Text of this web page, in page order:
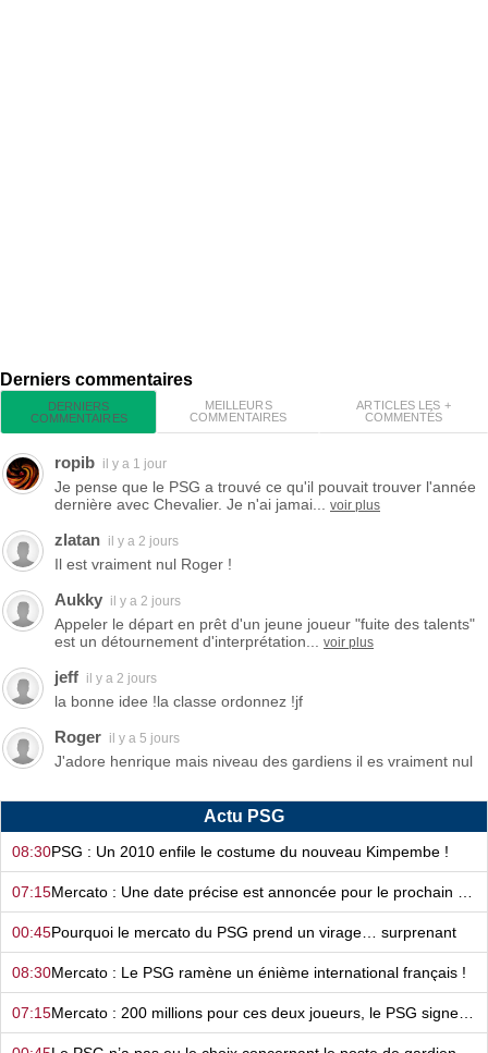
Derniers commentaires
DERNIERS
COMMENTAIRES
MEILLEURS
COMMENTAIRES
ARTICLES LES +
COMMENTÉS
ropib il y a 1 jour
Je pense que le PSG a trouvé ce qu'il pouvait trouver l'année
dernière avec Chevalier. Je n'ai jamai...
voir plus
zlatan il y a 2 jours
Il est vraiment nul Roger !
Aukky il y a 2 jours
Appeler le départ en prêt d'un jeune joueur "fuite des talents"
est un détournement d'interprétation...
voir plus
jeff il y a 2 jours
la bonne idee !la classe ordonnez !jf
Roger il y a 5 jours
J'adore henrique mais niveau des gardiens il es vraiment nul
Actu PSG
08:30PSG : Un 2010 enfile le costume du nouveau Kimpembe !
07:15
00:45Pourquoi le mercato du PSG prend un virage… surprenant
08:30Mercato : Le PSG ramène un énième international français !
07:15